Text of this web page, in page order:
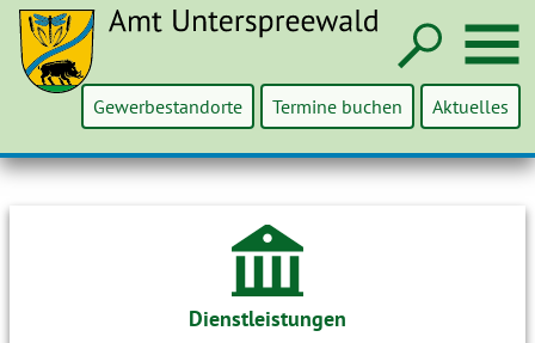
Gewerbestandorte Termine buchen Aktuelles
Dienstleistungen